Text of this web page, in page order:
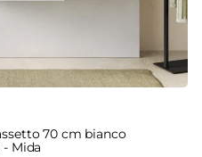
70 cm bianco
Mida